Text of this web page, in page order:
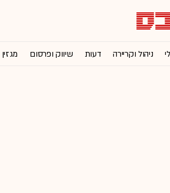
ניהול וקריירה דעות שיווק ופרסום מגזין G